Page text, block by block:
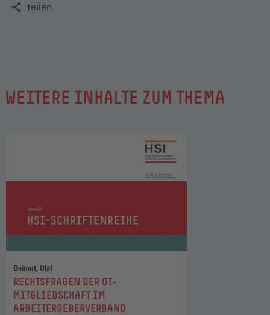
teilen
WEITERE INHALTE ZUM THEMA
Deinert, Olaf
:RECHTSFRAGEN DER OT-
MITGLIEDSCHAFT IM
ARBEITERGEBERVERBAND